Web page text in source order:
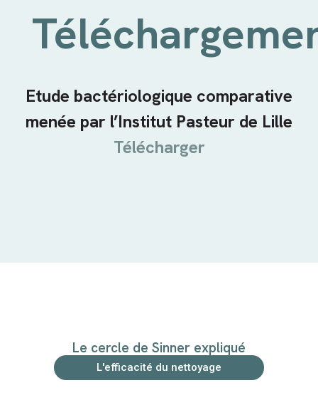
Etude bactériologique comparative
menée par l’Institut Pasteur de Lille
Télécharger
Le cercle de Sinner expliqué
L'efficacité du nettoyage